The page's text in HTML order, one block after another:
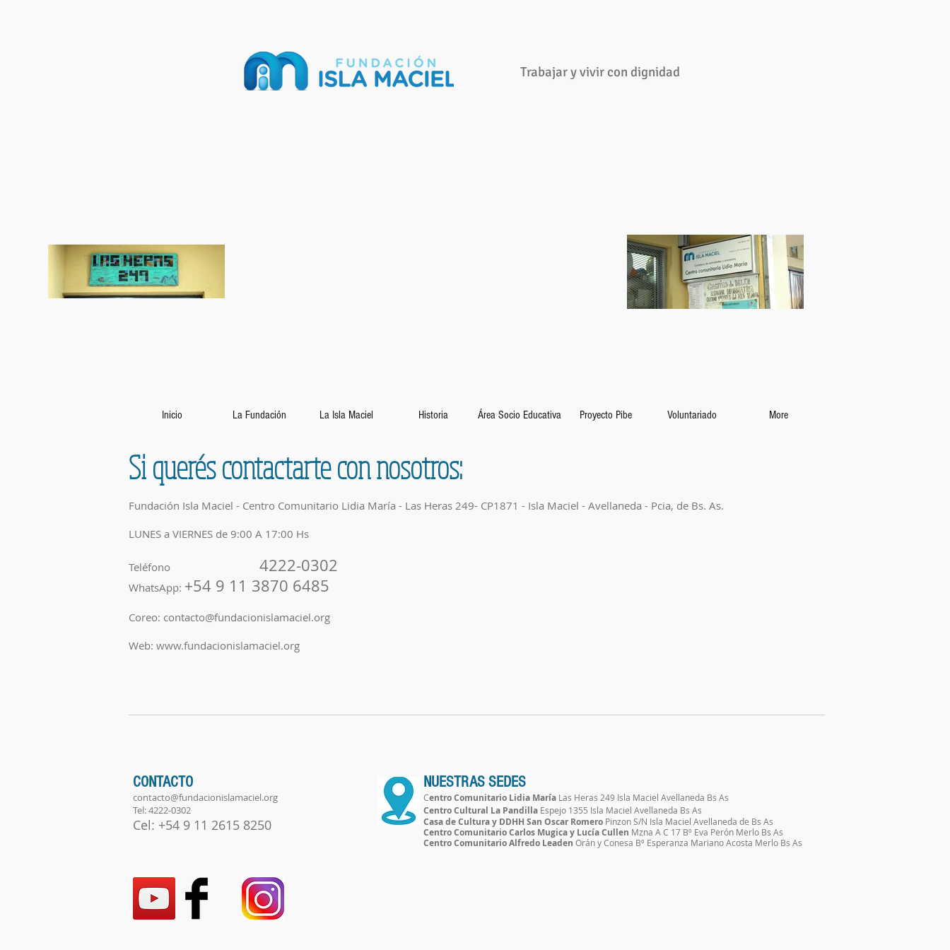
Trabajar y vivir con dignidad
Si querés contactarte con nosotros:
Fundación Isla Maciel - Centro Comunitario Lidia María - Las Heras 249- CP1871 - Isla Maciel - Avellaneda - Pcia, de Bs. As.
LUNES a VIERNES de 9:00 A 17:00 Hs
Teléfono 4222-0302
WhatsApp: +54 9 11 3870 6485
Coreo: contacto@fundacionislamaciel.org
Web: www.fundacionislamaciel.org
Inicio La Fundación La Isla Maciel Historia Área Socio Educativa Proyecto Pibe Voluntariado More
CONTACTO
contacto@fundacionislamaciel.org
Tel: 4222-0302
Cel: +54 9 11 2615 8250
NUESTRAS SEDES
Centro Comunitario Lidia María Las Heras 249 Isla Maciel Avellaneda Bs As
Centro Cultural La Pandilla Espejo 1355 Isla Maciel Avellaneda Bs As
Casa de Cultura y DDHH San Oscar Romero Pinzon S/N Isla Maciel Avellaneda de Bs As
Centro Comunitario Carlos Mugica y Lucía Cullen Mzna A C 17 Bº Eva Perón Merlo Bs As
Centro Comunitario Alfredo Leaden Orán y Conesa Bº Esperanza Mariano Acosta Merlo Bs As